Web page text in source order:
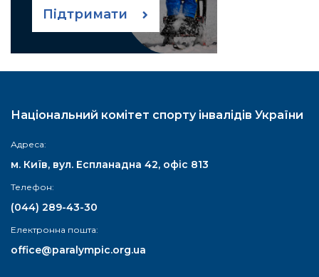
Підтримати
Національний комітет спорту інвалідів України
Адреса:
м. Київ, вул. Еспланадна 42, офіс 813
Телефон:
(044) 289-43-30
Електронна пошта:
office@paralympic.org.ua